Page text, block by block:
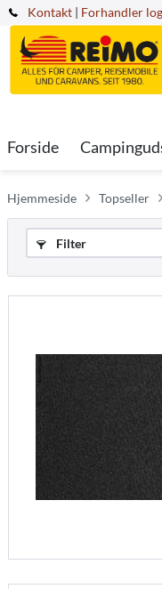
Kontakt | Forhandler
Forside
Hjemmeside Topseller
Filter